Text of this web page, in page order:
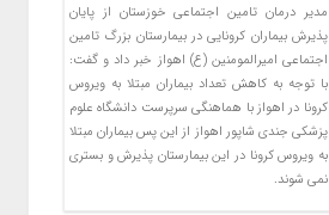
مدیر درمان تامین اجتماعی خوزستان از پایان
پذیرش بیماران کرونایی در بیمارستان بزرگ تامین
اجتماعی امیرالمومنین (ع) اهواز خبر داد و گفت:
با توجه به کاهش تعداد بیماران مبتلا به ویروس
کرونا در اهواز با هماهنگی سرپرست دانشگاه علوم
پزشکی جندی شاپور اهواز از این پس بیماران مبتلا
به ویروس کرونا در این بیمارستان پذیرش و بستری
نمی شوند.